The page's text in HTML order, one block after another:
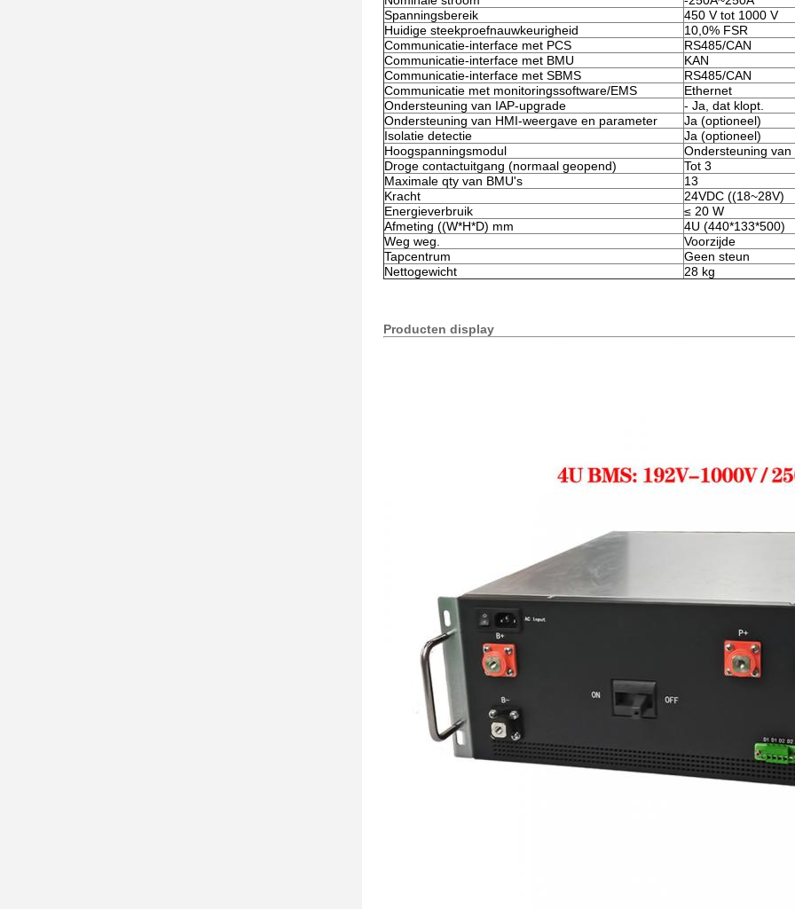
Spanningsbereik
450 V tot 1000 V
Huidige steekproefnauwkeurigheid
10,0% FSR
Communicatie-interface met PCS
RS485/CAN
Communicatie-interface met BMU
KAN
Communicatie-interface met SBMS
RS485/CAN
Communicatie met monitoringssoftware/EMS
Ethernet
Ondersteuning van IAP-upgrade
- Ja, dat klopt.
Ondersteuning van HMI-weergave en parameter
Ja (optioneel)
Isolatie detectie
Ja (optioneel)
Hoogspanningsmodul
Ondersteuning
Droge contactuitgang (normaal geopend)
Tot 3
Maximale qty van BMU's
13
Kracht
24VDC ((18~28V)
Energieverbruik
≤ 20 W
Afmeting ((W*H*D) mm
4U (440*133*500)
Weg weg.
Voorzijde
Tapcentrum
Geen steun
Nettogewicht
28 kg
Producten display